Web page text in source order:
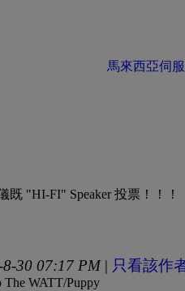
馬來西亞伺
既 "HI-FI" Speaker 投票！！！
30 07:17 PM| 只看該作
The WATT/Puppy